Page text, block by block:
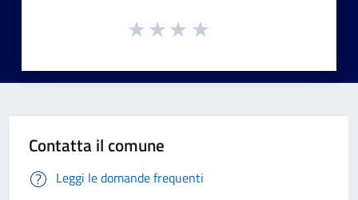
Contatta il comune
Leggi le domande frequenti